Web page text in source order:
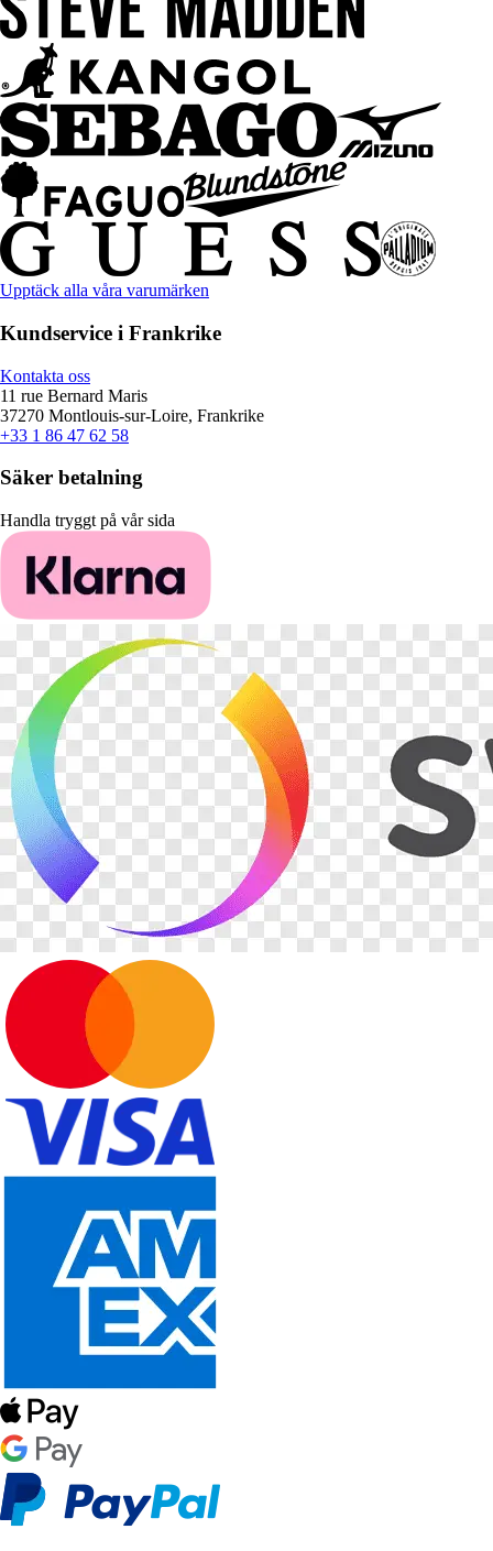
Upptäck alla våra varumärken
Kundservice i Frankrike
Kontakta oss
11 rue Bernard Maris
37270 Montlouis-sur-Loire, Frankrike
+33 1 86 47 62 58
Säker betalning
Handla tryggt på vår sida